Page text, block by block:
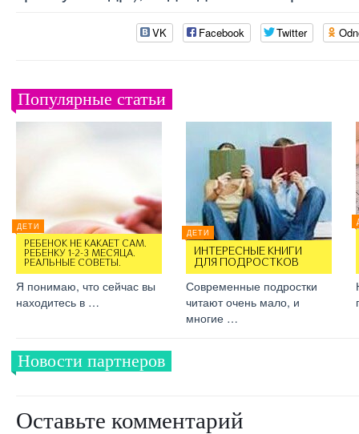
VK Facebook Twitter
Популярные статьи
ДЕТИ
РЕБЕНОК НЕ КАКАЕТ САМ.
РЕБЕНКУ 1-2-3 МЕСЯЦА.
РЕАЛЬНЫЕ СОВЕТЫ.
Я понимаю, что сейчас вы
находитесь в …
ДЕТИ
ИНТЕРЕСНЫЕ КНИГИ
ДЛЯ ПОДРОСТКОВ
Современные подростки
читают очень мало, и
многие …
Новости партнеров
Оставьте комментарий